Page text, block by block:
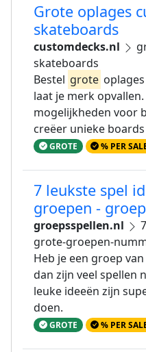
Grote oplages
skateboards
customdecks.nl
skateboards
Bestel grote
laat je merk
mogelijkheden voor
creëer unieke
GROTE % PER
7 leukste spel
groepen -
groepsspellen.nl
grote-groepen-
Heb je een groep
dan zijn veel spellen
leuke ideeën zijn
doen.
GROTE % PER